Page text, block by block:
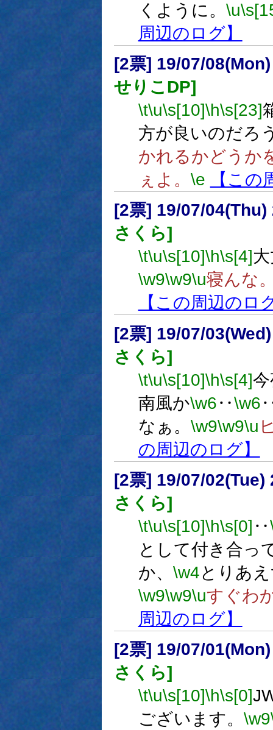
くように。 \u
周辺のログ】
[2票] 19/07/
せりこDP]
\t\u\s[10]\h\s[23]
方が良いのだろ
かれるかどうか
ぇよ。 \e
【この
[2票] 19/07/
さくら]
\t\u\s[10]\h\s[4]
\w9\w9\u寝んな
【この周辺のロ
[2票] 19/07/
さくら]
\t\u\s[10]\h\s[4]
南風か\w6‥\w6
なぁ。 \w9\w9\u
の周辺のログ】
[2票] 19/07/02(Tue)
さくら]
\t\u\s[10]\h\s[0] ‥
として付き合っ
か、 \w4とりあ
\w9\w9\uすぐわ
周辺のログ】
[2票] 19/07/
さくら]
\t\u\s[10]\h\s[0]
ございます。 \w9